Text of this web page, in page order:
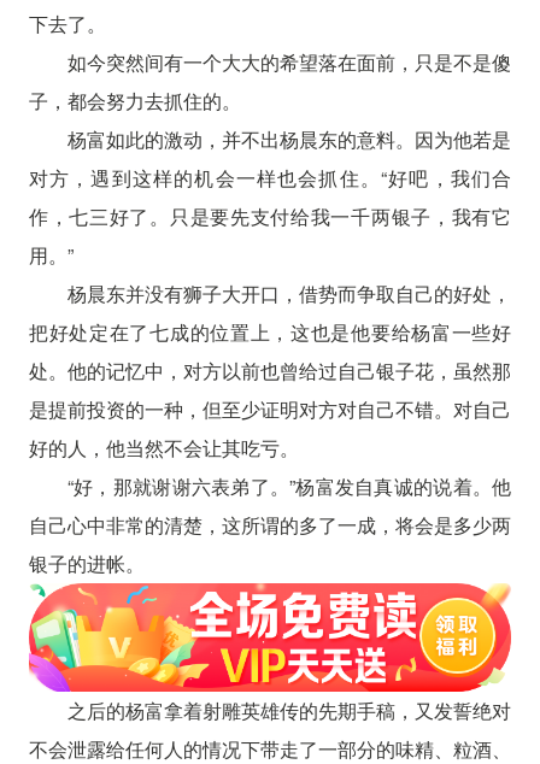
下去了。
如今突然间有一个大大的希望落在面前，只是不是傻
子，都会努力去抓住的。
杨富如此的激动，并不出杨晨东的意料。因为他若是
对方，遇到这样的机会一样也会抓住。“好吧，我们合
作，七三好了。只是要先支付给我一千两银子，我有它
用。”
杨晨东并没有狮子大开口，借势而争取自己的好处，
把好处定在了七成的位置上，这也是他要给杨富一些好
处。他的记忆中，对方以前也曾给过自己银子花，虽然那
是提前投资的一种，但至少证明对方对自己不错。对自己
好的人，他当然不会让其吃亏。
“好，那就谢谢六表弟了。”杨富发自真诚的说着。他
自己心中非常的清楚，这所谓的多了一成，将会是多少两
银子的进帐。
之后的杨富拿着射雕英雄传的先期手稿，又发誓绝对
不会泄露给任何人的情况下带走了一部分的味精、粒酒、